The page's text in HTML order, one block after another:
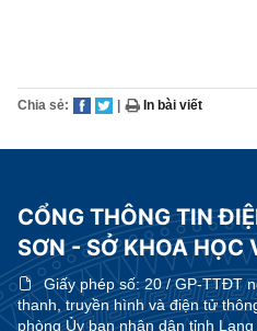
Chia sẻ: In bài viết
CỔNG THÔNG TIN
SƠN - SỞ KHOA HỌC
Giấy phép số:20 / GP-TTĐT
thanh, truyền hình và điện tử
phòng Ủy ban nhân dân tỉnh Lạng